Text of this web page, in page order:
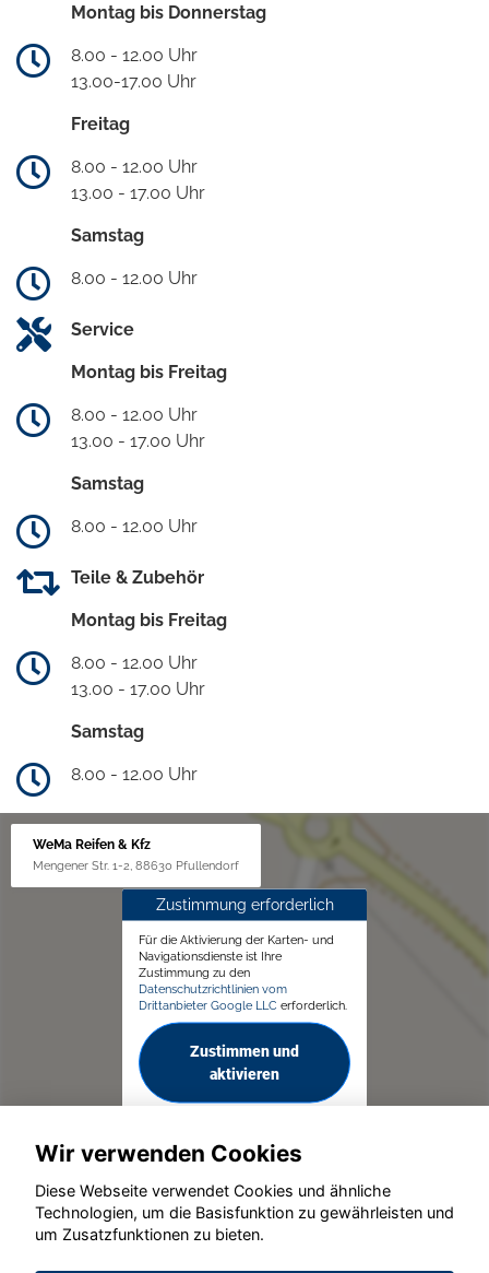
Montag bis Donnerstag
8.00 - 12.00 Uhr
13.00-17.00 Uhr
Freitag
8.00 - 12.00 Uhr
13.00 - 17.00 Uhr
Samstag
8.00 - 12.00 Uhr
Service
Montag bis Freitag
8.00 - 12.00 Uhr
13.00 - 17.00 Uhr
Samstag
8.00 - 12.00 Uhr
Teile & Zubehör
Montag bis Freitag
8.00 - 12.00 Uhr
13.00 - 17.00 Uhr
Samstag
8.00 - 12.00 Uhr
WeMa Reifen & Kfz
Mengener Str. 1-2, 88630 Pfullendorf
Zustimmung erforderlich
Für die Aktivierung der Karten- und
Navigationsdienste ist Ihre
Zustimmung zu den
Datenschutzrichtlinien vom
Drittanbieter Google LLC erforderlich.
Zustimmen und
aktivieren
© konjunkturmotor.de GmbH 2020 - 2026
Wir verwenden Cookies
Diese Webseite verwendet Cookies und ähnliche
Technologien, um die Basisfunktion zu gewährleisten und
um Zusatzfunktionen zu bieten.